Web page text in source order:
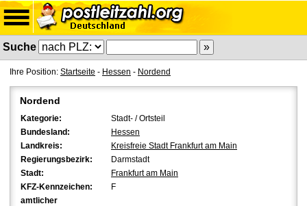
Suche
Ihre Position: Startseite - Hessen - Nordend
Nordend
Kategorie:
Stadt- / Ortsteil
Bundesland:
Hessen
Landkreis:
Kreisfreie Stadt Frankfurt am Main
Regierungsbezirk:
Darmstadt
Stadt:
Frankfurt am Main
KFZ-Kennzeichen:
F
amtlicher